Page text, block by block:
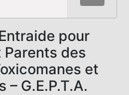
pour
Parents des
et
– G.E.P.T.A.